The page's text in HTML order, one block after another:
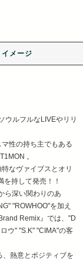
イメージ
ウルフルなLIVEやリリ
性の持ち主でもある
。
なヴァイブスとオリ
持して発売！！
ら深い関わりのあ
"ROWHOO"を加え
Remix』では、"D
ウ" "S.K" "CIMA"の客
熱意とポジティブを